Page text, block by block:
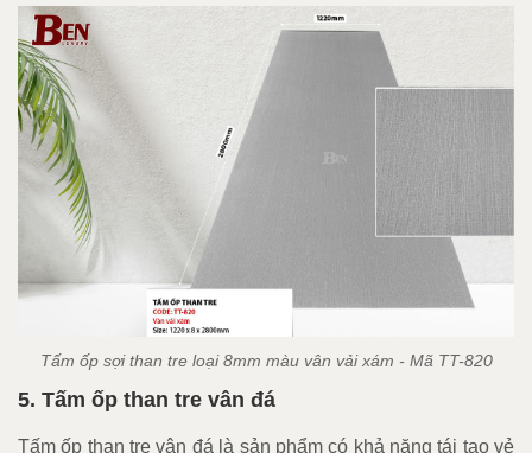
Tấm ốp sợi than tre loại 8mm màu vân vải xám - Mã TT-820
5. Tấm ốp than tre vân đá
Tấm ốp than tre vân đá là sản phẩm có khả năng tái tạo vẻ